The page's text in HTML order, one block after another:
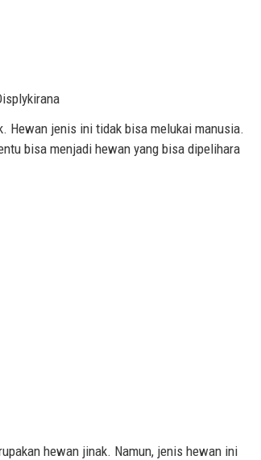
Hewan jenis ini tidak bisa melukai manusia.
bisa menjadi hewan yang bisa dipelihara
hewan jinak. Namun, jenis hewan ini